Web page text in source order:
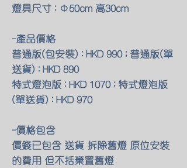
燈具尺寸 : Φ50cm 高30cm
-產品價格
普通版(包安裝) : HKD 990 ; 普通版(單
送貨) : HKD 890
特式燈泡版 : HKD 1070 ; 特式燈泡版
(單送貨) : HKD 970
-價格包含
價錢已包含 送貨 拆除舊燈 原位安裝
的費用 但不括棄置舊燈